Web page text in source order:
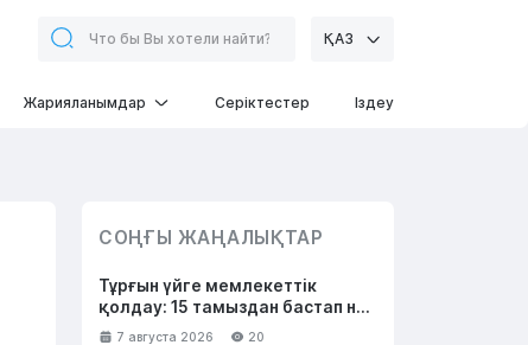
ҚАЗ
Жарияланымдар Серіктестер Іздеу
СОҢҒЫ ЖАҢАЛЫҚТАР
Тұрғын үйге мемлекеттік
қолдау: 15 тамыздан бастап не
өзгереді
7 августа 2026 20